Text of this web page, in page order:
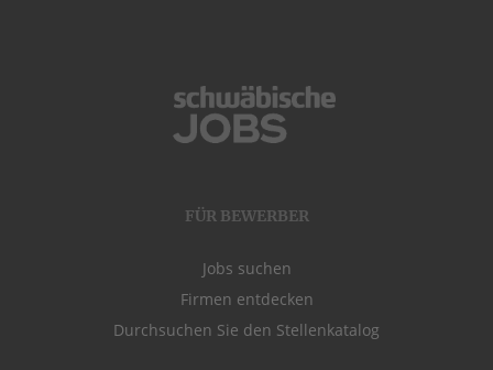
FÜR BEWERBER
Jobs suchen
Firmen entdecken
Durchsuchen Sie den Stellenkatalog